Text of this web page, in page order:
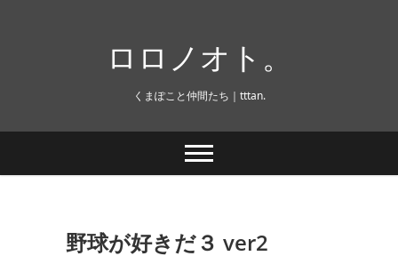
ロロノオト。
くまぽこと仲間たち｜tttan.
野球が好きだ３ ver2